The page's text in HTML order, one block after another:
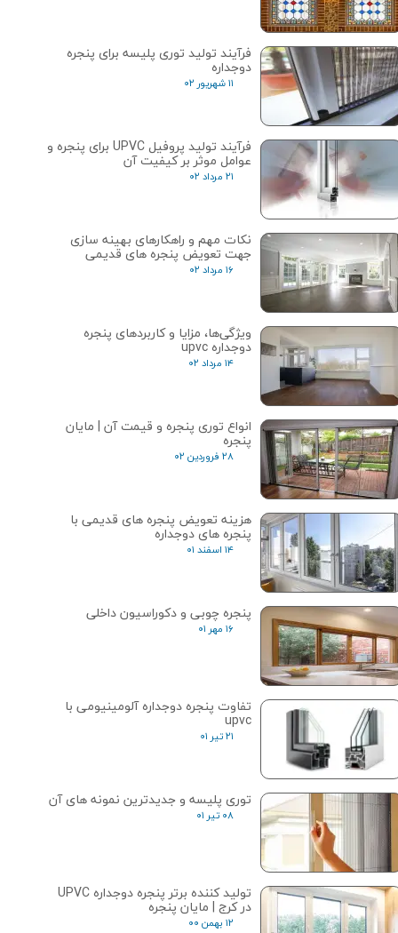
فرآیند تولید توری پلیسه برای پنجره
دوجداره
۱۱ شهریور ۰۲
فرآیند تولید پروفیل UPVC برای پنجره و
عوامل موثر بر کیفیت آن
۲۱ مرداد ۰۲
نکات مهم و راهکارهای بهینه سازی
جهت تعویض پنجره های قدیمی
۱۶ مرداد ۰۲
ویژگی‌ها، مزایا و کاربردهای پنجره
دوجداره upvc
۱۴ مرداد ۰۲
انواع توری پنجره و قیمت آن | مایان
پنجره
۲۸ فروردین ۰۲
هزینه تعویض پنجره های قدیمی با
پنجره های دوجداره
۱۴ اسفند ۰۱
پنجره چوبی و دکوراسیون داخلی
۱۶ مهر ۰۱
تفاوت پنجره دوجداره آلومینیومی با
upvc
۲۱ تیر ۰۱
توری پلیسه و جدیدترین نمونه های آن
۰۸ تیر ۰۱
تولید کننده برتر پنجره دوجداره UPVC
در کرج | مایان پنجره
۱۲ بهمن ۰۰